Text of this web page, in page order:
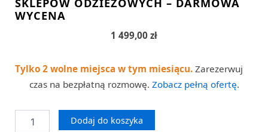
SKLEPÓW ODZIEŻOWYCH – DARMOWA
WYCENA
1 499,00 zł
Tylko 2 wolne miejsca w tym miesiącu. Zarezerwuj
czas na bezpłatną rozmowę. Zobacz pełną ofertę.
Dodaj do koszyka